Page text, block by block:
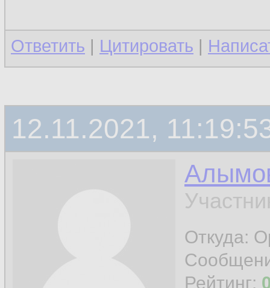
Ответить | Цитировать |
12.11.2021,
Откуда:
Рейтинг: